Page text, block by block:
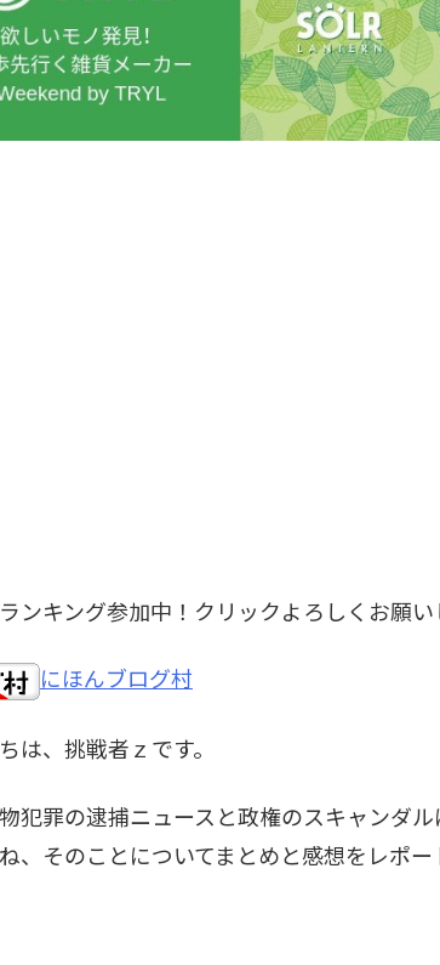
ンキング参加中！クリックよろしくお願い
にほんブログ村
は、挑戦者ｚです。
犯罪の逮捕ニュースと政権のスキャンダ
、そのことについてまとめと感想をレポー